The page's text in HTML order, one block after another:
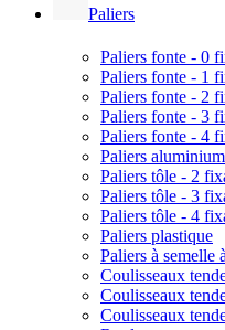
Paliers
Paliers fonte - 0
Paliers fonte - 1
Paliers fonte - 2
Paliers fonte - 3
Paliers fonte - 4
Paliers
Paliers tôle - 2
Paliers tôle - 3
Paliers tôle - 4
Paliers plastique
Paliers à semelle
Coulisseaux
Coulisseaux
Coulisseaux